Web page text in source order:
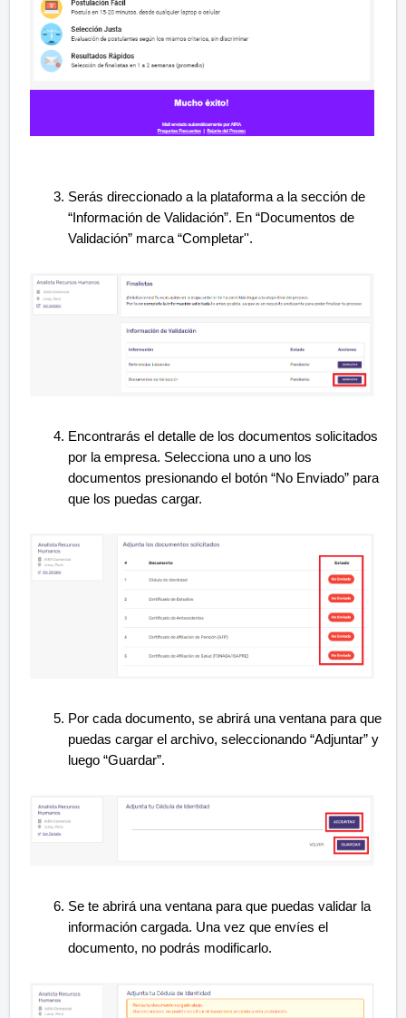
Serás direccionado a la plataforma a la sección de
“Información de Validación”. En “Documentos de
Validación” marca “Completar''.
Encontrarás el detalle de los documentos solicitados
por la empresa. Selecciona uno a uno los
documentos presionando el botón “No Enviado” para
que los puedas cargar.
Por cada documento, se abrirá una ventana para que
puedas cargar el archivo, seleccionando “Adjuntar” y
luego “Guardar”.
Se te abrirá una ventana para que puedas validar la
información cargada. Una vez que envíes el
documento, no podrás modificarlo.